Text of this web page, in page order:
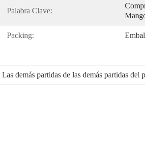
Palabra Clave:
Packing:
Las demás partidas de las demás partidas del